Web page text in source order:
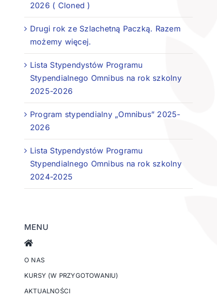
2026 ( Cloned )
Drugi rok ze Szlachetną Paczką. Razem
możemy więcej.
Lista Stypendystów Programu
Stypendialnego Omnibus na rok szkolny
2025-2026
Program stypendialny „Omnibus” 2025-
2026
Lista Stypendystów Programu
Stypendialnego Omnibus na rok szkolny
2024-2025
MENU
O NAS
KURSY (W PRZYGOTOWANIU)
AKTUALNOŚCI